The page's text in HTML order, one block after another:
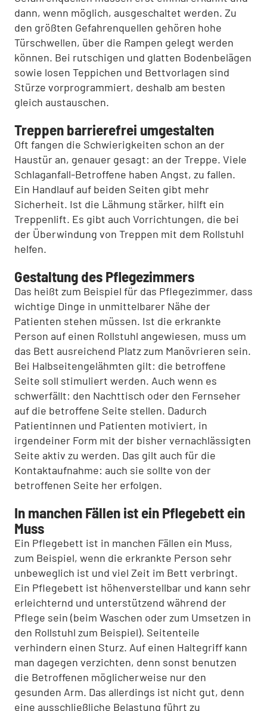
dann, wenn möglich, ausgeschaltet werden. Zu
den größten Gefahrenquellen gehören hohe
Türschwellen, über die Rampen gelegt werden
können. Bei rutschigen und glatten Bodenbelägen
sowie losen Teppichen und Bettvorlagen sind
Stürze vorprogrammiert, deshalb am besten
gleich austauschen.
Treppen barrierefrei umgestalten
Oft fangen die Schwierigkeiten schon an der
Haustür an, genauer gesagt: an der Treppe. Viele
Schlaganfall-Betroffene haben Angst, zu fallen.
Ein Handlauf auf beiden Seiten gibt mehr
Sicherheit. Ist die Lähmung stärker, hilft ein
Treppenlift. Es gibt auch Vorrichtungen, die bei
der Überwindung von Treppen mit dem Rollstuhl
helfen.
Gestaltung des Pflegezimmers
Das heißt zum Beispiel für das Pflegezimmer, dass
wichtige Dinge in unmittelbarer Nähe der
Patienten stehen müssen. Ist die erkrankte
Person auf einen Rollstuhl angewiesen, muss um
das Bett ausreichend Platz zum Manövrieren sein.
Bei Halbseitengelähmten gilt: die betroffene
Seite soll stimuliert werden. Auch wenn es
schwerfällt: den Nachttisch oder den Fernseher
auf die betroffene Seite stellen. Dadurch
Patientinnen und Patienten motiviert, in
irgendeiner Form mit der bisher vernachlässigten
Seite aktiv zu werden. Das gilt auch für die
Kontaktaufnahme: auch sie sollte von der
betroffenen Seite her erfolgen.
In manchen Fällen ist ein Pflegebett ein
Muss
Ein Pflegebett ist in manchen Fällen ein Muss,
zum Beispiel, wenn die erkrankte Person sehr
unbeweglich ist und viel Zeit im Bett verbringt.
Ein Pflegebett ist höhenverstellbar und kann sehr
erleichternd und unterstützend während der
Pflege sein (beim Waschen oder zum Umsetzen in
den Rollstuhl zum Beispiel). Seitenteile
verhindern einen Sturz. Auf einen Haltegriff kann
man dagegen verzichten, denn sonst benutzen
die Betroffenen möglicherweise nur den
gesunden Arm. Das allerdings ist nicht gut, denn
eine ausschließliche Belastung führt zu